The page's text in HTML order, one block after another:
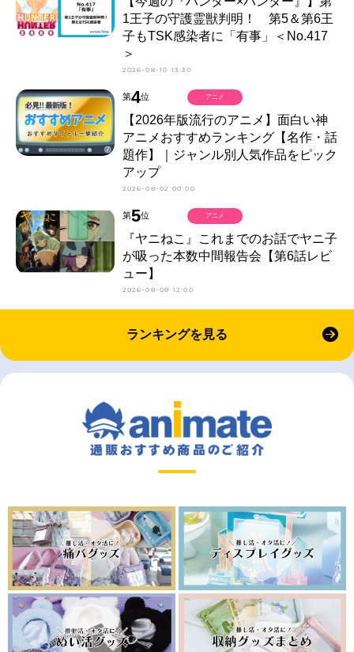
1王子の守護霊獣判明！ 第5＆第6王
子もTSK感染者に「有事」＜No.417
＞
2026-08-10 13:30
第4位
【2026年版流行のアニメ】面白い神
アニメおすすめランキング【名作・話
題作】｜ジャンル別人気作品をピック
アップ
2026-08-02 00:00
アニメ
第5位
『ヤニねこ』これまでのお話でヤニ子
が吸った本数中間報告会【第6話レビ
ュー】
2026-08-08 12:00
アニメ
ランキングを見る